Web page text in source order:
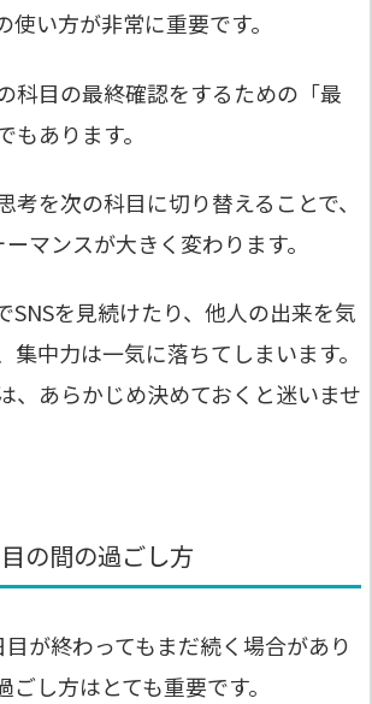
使い方が非常に重要です。
科目の最終確認をするための「最
あります。
考を次の科目に切り替えることで、
マンスが大きく変わります。
SNSを見続けたり、他人の出来を気
集中力は一気に落ちてしまいます。
、あらかじめ決めておくと迷いませ
の間の過ごし方
が終わってもまだ続く場合があり
ごし方はとても重要です。